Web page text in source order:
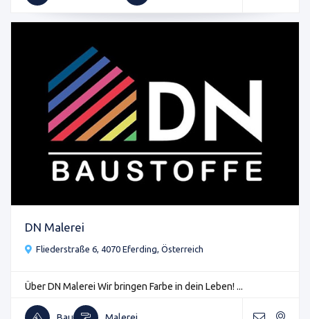
DN Malerei
Fliederstraße 6, 4070 Eferding, Österreich
Über DN Malerei Wir bringen Farbe in dein Leben! ...